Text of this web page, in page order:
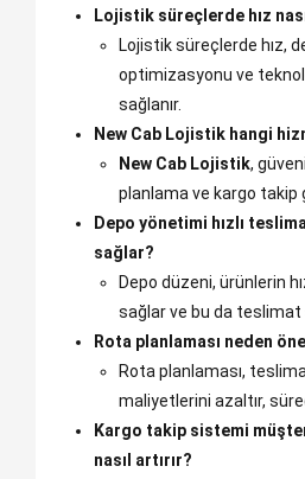
Lojistik süreçlerde hız
Lojistik süreçlerde hız,
optimizasyonu ve
sağlanır.
New Cab Lojistik hangi
New Cab Lojistik,
planlama ve kargo takip
Depo yönetimi hızlı
sağlar?
Depo düzeni, ürünlerin
sağlar ve bu da teslimat
Rota planlaması neden
Rota planlaması,
maliyetlerini azaltır,
Kargo takip sistemi
nasıl artırır?